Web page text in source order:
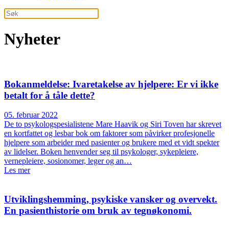
Nyheter
Bokanmeldelse: Ivaretakelse av hjelpere: Er vi ikke
betalt for å tåle dette?
05. februar 2022
De to psykologspesialistene Mare Haavik og Siri Toven har skrevet
en kortfattet og lesbar bok om faktorer som påvirker profesjonelle
hjelpere som arbeider med pasienter og brukere med et vidt spekter
av lidelser. Boken henvender seg til psykologer, sykepleiere,
vernepleiere, sosionomer, leger og an…
Les mer
Utviklingshemming, psykiske vansker og overvekt.
En pasienthistorie om bruk av tegnøkonomi.